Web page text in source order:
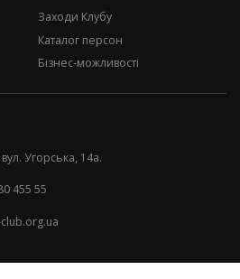
Заходи Клубу
Каталог персон
Бізнес-можливості
Угорська, 14а.
455 55